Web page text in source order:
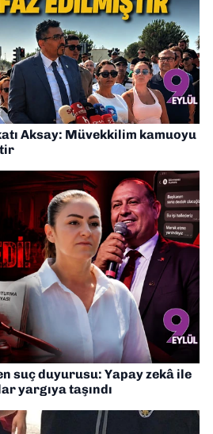
Aksay: Müvekkilim kamuoyu
suç duyurusu: Yapay zekâ ile
yargıya taşındı